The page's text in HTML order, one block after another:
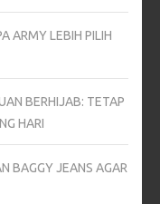
ARMY LEBIH PILIH
BERHIJAB: TETAP
HARI
BAGGY JEANS AGAR